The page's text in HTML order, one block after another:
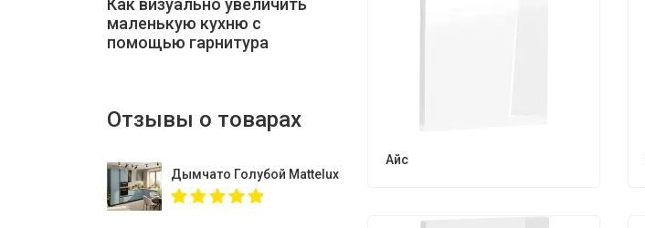
Айс
Как визуально увеличить
маленькую кухню с
помощью гарнитура
Отзывы о товарах
Дымчато Голубой Mattelux профиль Gola 3280х2400